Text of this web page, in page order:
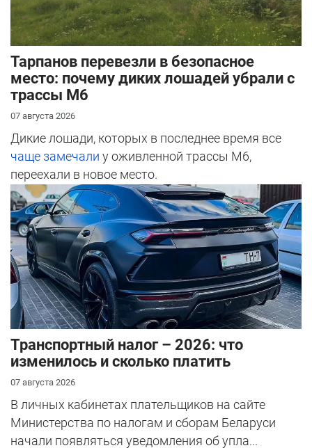
Тарпанов перевезли в безопасное
место: почему диких лошадей убрали с
трассы М6
07 августа 2026
Дикие лошади, которых в последнее время все
чаще замечали у оживленной трассы М6,
переехали в новое место.
Транспортный налог – 2026: что
изменилось и сколько платить
07 августа 2026
В личных кабинетах плательщиков на сайте
Министерства по налогам и сборам Беларуси
начали появляться уведомления об упла...